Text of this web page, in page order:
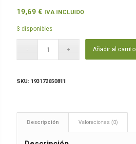
19,69 € IVA INCLUIDO
3 disponibles
Añadir al carrito
SKU: 193172650811
Descripción Valoraciones (0)